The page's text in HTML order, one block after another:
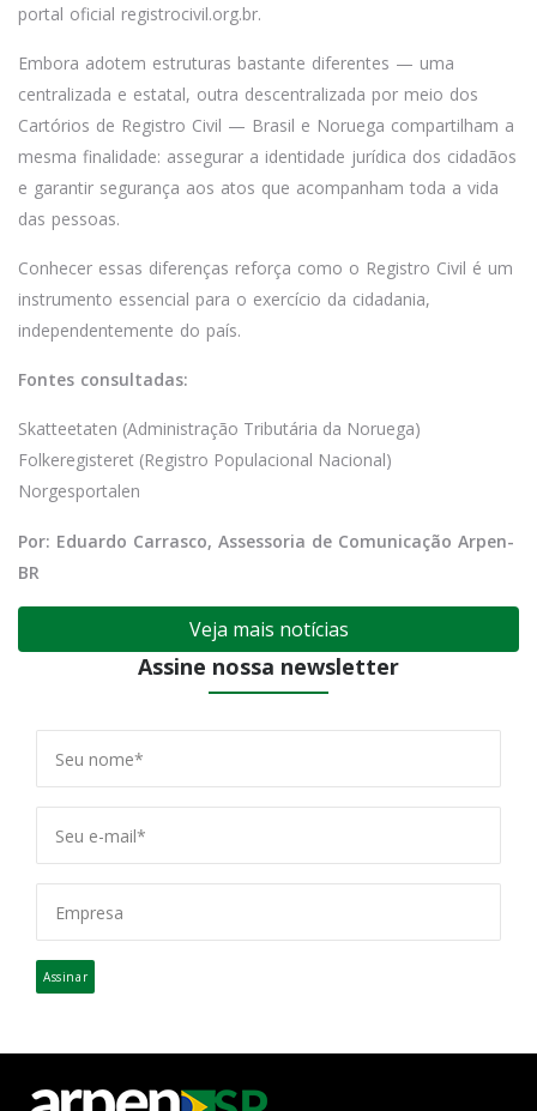
portal oficial registrocivil.org.br.
Embora adotem estruturas bastante diferentes — uma
centralizada e estatal, outra descentralizada por meio dos
Cartórios de Registro Civil — Brasil e Noruega compartilham a
mesma finalidade: assegurar a identidade jurídica dos cidadãos
e garantir segurança aos atos que acompanham toda a vida
das pessoas.
Conhecer essas diferenças reforça como o Registro Civil é um
instrumento essencial para o exercício da cidadania,
independentemente do país.
Fontes consultadas:
Skatteetaten (Administração Tributária da Noruega)
Folkeregisteret (Registro Populacional Nacional)
Norgesportalen
Por: Eduardo Carrasco, Assessoria de Comunicação Arpen-
BR
Veja mais notícias
Assine nossa newsletter
Assinar